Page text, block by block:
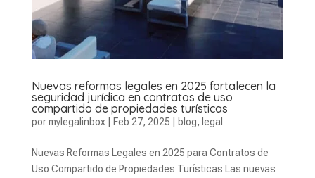
Nuevas reformas legales en 2025 fortalecen la
seguridad jurídica en contratos de uso
compartido de propiedades turísticas
pormylegalinbox | Feb 27, 2025 | blog, legal
Nuevas Reformas Legales en 2025 para Contratos de
Uso Compartido de Propiedades Turísticas Las nuevas